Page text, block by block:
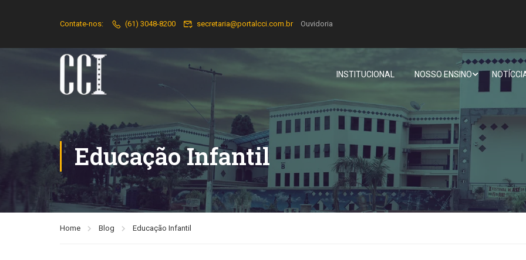
Contate-nos: (61) 3048-8200 secretaria@portalcci.com.br Ouvidoria
INSTITUCIONAL NOSSO ENSINO
Educação Infantil
Home Blog Educação Infantil